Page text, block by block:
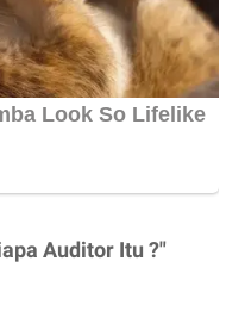
Auditor Itu ?"